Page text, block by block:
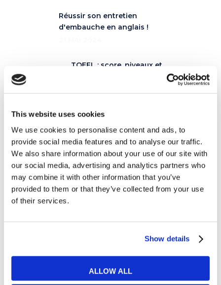
This website uses cookies
We use cookies to personalise content and ads, to
provide social media features and to analyse our traffic.
We also share information about your use of our site with
our social media, advertising and analytics partners who
may combine it with other information that you’ve
provided to them or that they’ve collected from your use
of their services.
Show details
ALLOW ALL
Réussir son entretien
d'embauche en anglais !
TOEFL : score, niveaux et
Lire aussi
19